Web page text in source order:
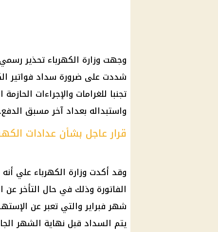
وجهت وزارة الكهرباء تحذير
شددت على ضرورة سداد فواتير
تجنبا للغرامات والإجراءات
واستبداله بعداد آخر مسبق الدفع.
قرار عاجل بشأن عدادات
وقد أكدت وزارة الكهرباء
الفاتورة وذلك في حال التأخر
شهر فبراير والتي تعبر عن
يتم السداد قبل نهاية الشهر